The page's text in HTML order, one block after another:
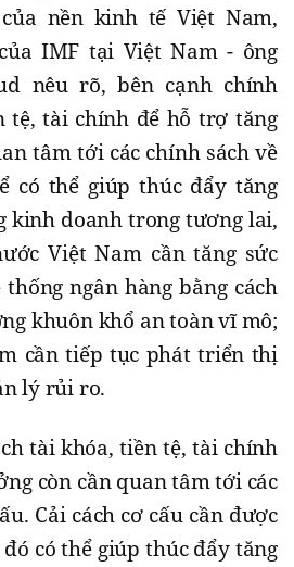
nền kinh tế Việt Nam,
IMF tại Việt Nam - ông
nêu rõ, bên cạnh chính
tệ, tài chính để hỗ trợ tăng
tâm tới các chính sách về
có thể giúp thúc đẩy tăng
doanh trong tương lai,
Việt Nam cần tăng sức
ngân hàng bằng cách
khuôn khổ an toàn vĩ mô;
cần tiếp tục phát triển thị
lý rủi ro.
tài khóa, tiền tệ, tài chính
còn cần quan tâm tới các
Cải cách cơ cấu cần được
có thể giúp thúc đẩy tăng